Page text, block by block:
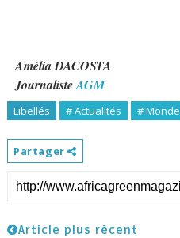
Amélia DACOSTA
JournalisteAGM
Libellés # Actualités # Monde
Partager
Article plus récent